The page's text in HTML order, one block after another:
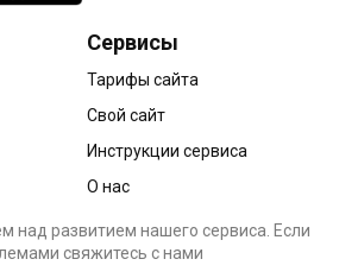
Сервисы
Тарифы сайта
Свой сайт
Инструкции сервиса
О нас
над развитием нашего сервиса. Если
cвяжитесь с нами